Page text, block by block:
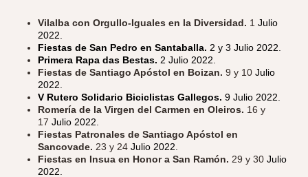
Vilalba con Orgullo-Iguales en la Diversidad. 1 Julio
2022.
Fiestas de San Pedro en Santaballa. 2 y 3 Julio 2022.
Primera Rapa das Bestas. 2 Julio 2022.
Fiestas de Santiago Apóstol en Boizan. 9 y 10 Julio
2022.
V Rutero Solidario Biciclistas Gallegos. 9 Julio 2022.
Romería de la Virgen del Carmen en Oleiros. 16 y
17 Julio 2022.
Fiestas Patronales de Santiago Apóstol en
Sancovade. 23 y 24 Julio 2022.
Fiestas en Insua en Honor a San Ramón. 29 y 30 Julio
2022.